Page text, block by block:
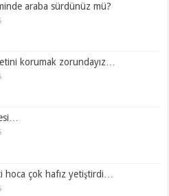
araba sürdünüz mü?
korumak zorundayız…
hoca çok hafız yetiştirdi…